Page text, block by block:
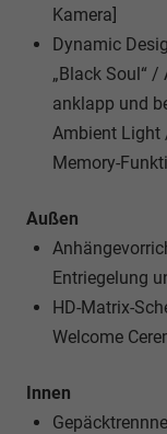
Kamera]
Dynamic
„Black Soul“
anklapp und
Ambient Light
Memory-
Außen
Entriegelung
HD-Matrix-
Welcome
Innen